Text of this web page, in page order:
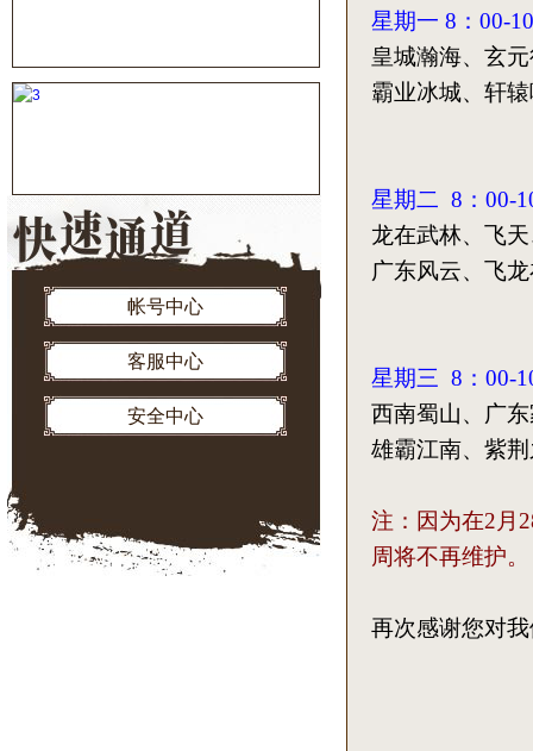
帐号中心
客服中心
安全中心
星期一 8：00-
皇城瀚海、
霸业冰城、轩
星期二 8：00-
龙在武林、
广东风云、飞
星期三 8：00-
西南蜀山、广
雄霸江南、紫
注：因为在2月
周将不再维护。
再次感谢您对